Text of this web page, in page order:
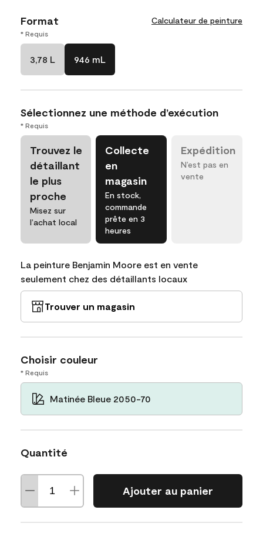
Format Calculateur de peinture
* Requis
3,78 L 946 mL
Sélectionnez une méthode d’exécution
* Requis
Trouvez le
détaillant
le plus
proche
Misez sur
l’achat local
Collecte
en
magasin
En stock,
commande
prête en 3
heures
Expédition
N’est pas en
vente
La peinture Benjamin Moore est en vente
seulement chez des détaillants locaux
Trouver un magasin
Choisir couleur
* Requis
Matinée Bleue 2050-70
Quantité
Ajouter au panier